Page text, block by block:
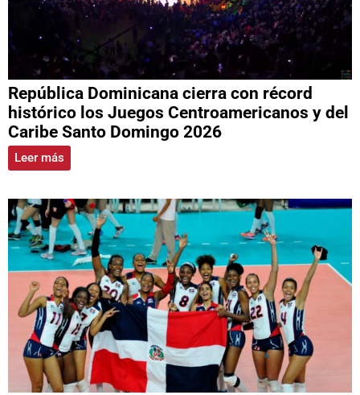
República Dominicana cierra con récord
histórico los Juegos Centroamericanos y del
Caribe Santo Domingo 2026
Leer más